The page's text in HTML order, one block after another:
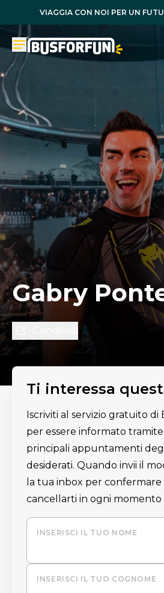
VIAGGIA CON NOI PER UN
Gabry
Ti interessa
Iscriviti al servizio gratuito
per essere informato
principali appuntamenti
desiderati. Quando invii il
la tua inbox per confermare
cancellarti in ogni momento
INSERISCI IL TUO NOME
INSERISCI IL TUO COGNOME